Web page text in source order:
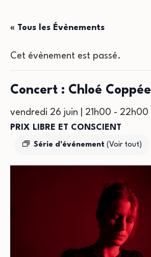
« Tous les Évènements
Cet évènement est passé.
Concert : Chloé Coppée
vendredi 26 juin | 21h00 - 22h00
Série d'événement (Voir tout)
PRIX LIBRE ET CONSCIENT